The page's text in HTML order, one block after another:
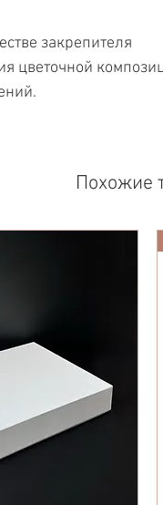
закрепителя
цветочной
Похожие